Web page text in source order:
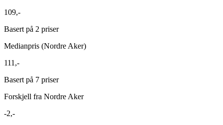
109,-
Basert på 2 priser
Medianpris (Nordre Aker)
111,-
Basert på 7 priser
Forskjell fra Nordre Aker
-2,-